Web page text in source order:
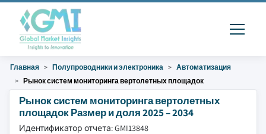
Главная Полупроводники и электроника
Автоматизация
Рынок систем мониторинга вертолетных площадок
Рынок систем мониторинга вертолетных
площадок Размер и доля 2025 – 2034
Идентификатор отчета: GMI13848